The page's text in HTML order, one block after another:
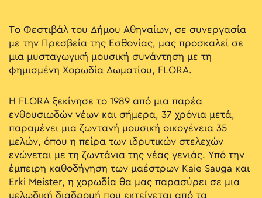
Το Φεστιβάλ του Δήμου Αθηναίων, σε συνεργασία
με την Πρεσβεία της Εσθονίας, μας προσκαλεί σε
μια μυσταγωγική μουσική συνάντηση με τη
φημισμένη Χορωδία Δωματίου, FLORA.
Η FLORA ξεκίνησε το 1989 από μια παρέα
ενθουσιωδών νέων και σήμερα, 37 χρόνια μετά,
παραμένει μια ζωντανή μουσική οικογένεια 35
μελών, όπου η πείρα των ιδρυτικών στελεχών
ενώνεται με τη ζωντάνια της νέας γενιάς. Υπό την
έμπειρη καθοδήγηση των μαέστρων Kaie Sauga και
Erki Meister, η χορωδία θα μας παρασύρει σε μια
μελωδική διαδρομή που εκτείνεται από τα